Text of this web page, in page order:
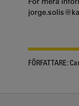
FÖRFATTARE: